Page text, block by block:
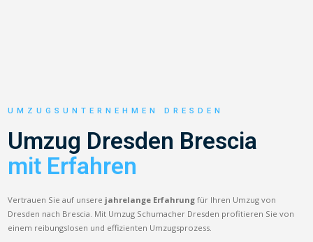
UMZUGSUNTERNEHMEN DRESDEN
Umzug Dresden Brescia
mit Erfahren
Vertrauen Sie auf unsere jahrelange Erfahrung für Ihren Umzug von
Dresden nach Brescia. Mit Umzug Schumacher Dresden profitieren Sie von
einem reibungslosen und effizienten Umzugsprozess.